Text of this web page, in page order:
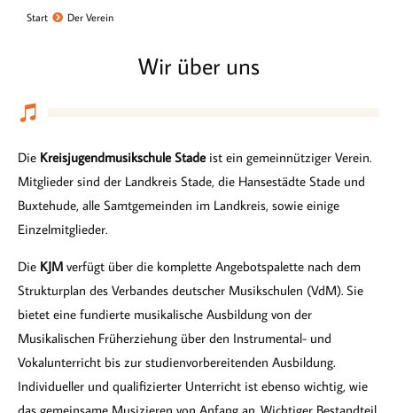
Sie befinden sich hier:
Start Der Verein
Wir über uns
Die Kreisjugendmusikschule Stadeist ein gemeinnütziger Verein.
Mitglieder sind der Landkreis Stade, die Hansestädte Stade und
Buxtehude, alle Samtgemeinden im Landkreis, sowie einige
Einzelmitglieder.
Die KJM verfügt über die komplette Angebotspalette nach dem
Strukturplan des Verbandes deutscher Musikschulen (VdM). Sie
bietet eine fundierte musikalische Ausbildung von der
Musikalischen Früherziehung über den Instrumental- und
Vokalunterricht bis zur studienvorbereitenden Ausbildung.
Individueller und qualifizierter Unterricht ist ebenso wichtig, wie